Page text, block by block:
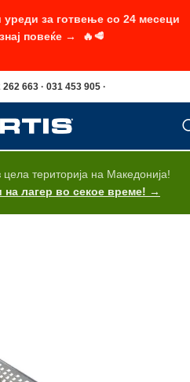
663 · 031 453 905 ·
територија на Македонија!
на лагер во секое време! →
за готвење со 24 месеци
повеќе → 🔥🥩